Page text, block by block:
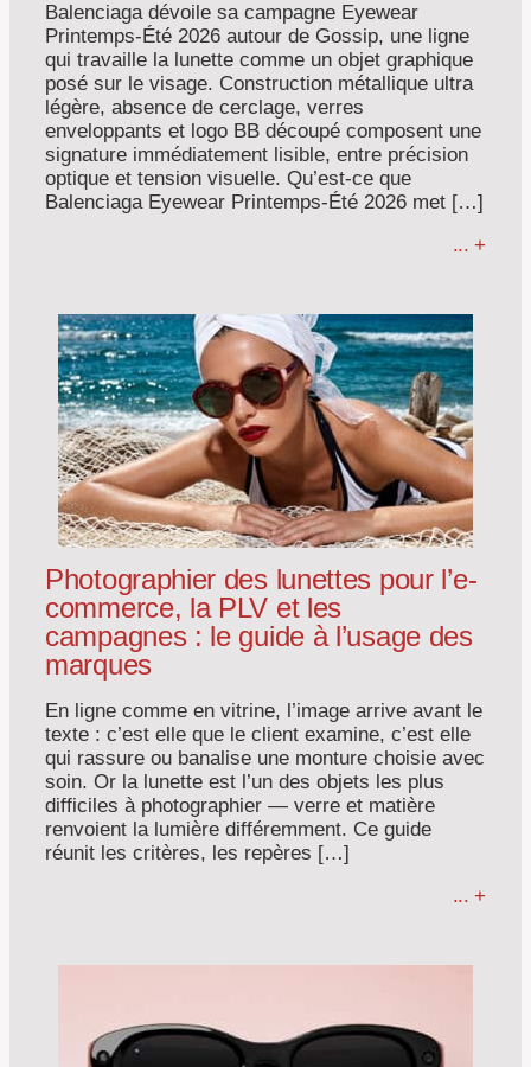
Balenciaga dévoile sa campagne Eyewear
Printemps-Été 2026 autour de Gossip, une ligne
qui travaille la lunette comme un objet graphique
posé sur le visage. Construction métallique ultra
légère, absence de cerclage, verres
enveloppants et logo BB découpé composent une
signature immédiatement lisible, entre précision
optique et tension visuelle. Qu’est-ce que
Balenciaga Eyewear Printemps-Été 2026 met […]
... +
Photographier des lunettes pour l’e-
commerce, la PLV et les
campagnes : le guide à l’usage des
marques
En ligne comme en vitrine, l’image arrive avant le
texte : c’est elle que le client examine, c’est elle
qui rassure ou banalise une monture choisie avec
soin. Or la lunette est l’un des objets les plus
difficiles à photographier — verre et matière
renvoient la lumière différemment. Ce guide
réunit les critères, les repères […]
... +